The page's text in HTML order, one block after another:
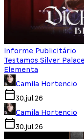
Informe Publicitário
Testamos Silver
Elementa
Camila Hortencio
30.jul.26
Camila Hortencio
30.jul.26